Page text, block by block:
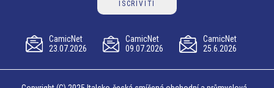
ISCRIVITI
CamicNet
23.07.2026
CamicNet
09.07.2026
CamicNet
25.6.2026